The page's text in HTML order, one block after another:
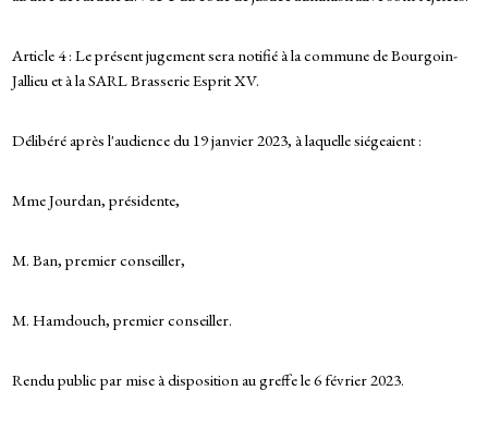
Article 4 : Le présent jugement sera notifié à la commune de Bourgoin-
Jallieu et à la SARL Brasserie Esprit XV.
Délibéré après l'audience du 19 janvier 2023, à laquelle siégeaient :
Mme Jourdan, présidente,
M. Ban, premier conseiller,
M. Hamdouch, premier conseiller.
Rendu public par mise à disposition au greffe le 6 février 2023.